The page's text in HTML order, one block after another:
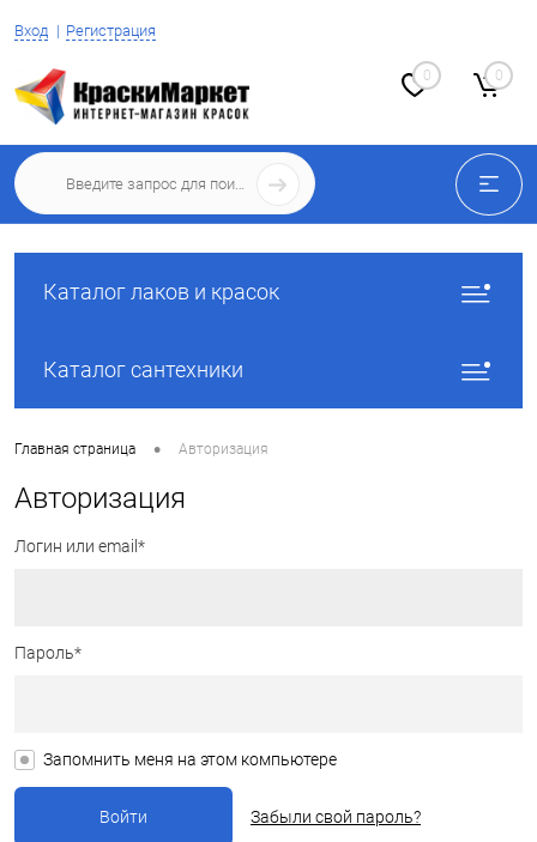
Вход Регистрация
0 0
Каталог лаков и красок
Каталог сантехники
Главная страница • Авторизация
Авторизация
Логин или email*
Пароль*
Запомнить меня на этом компьютере
Забыли свой пароль?